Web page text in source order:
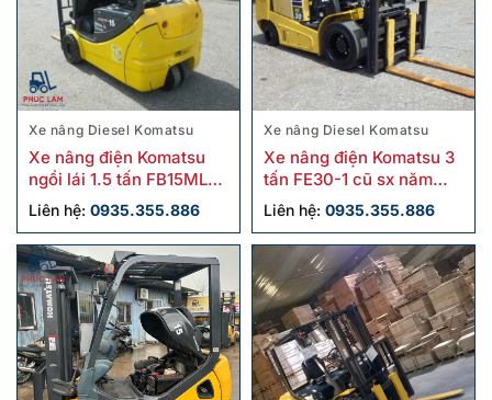
Xe nâng Diesel Komatsu
Xe nâng điện Komatsu
ngồi lái 1.5 tấn FB15ML-
12 cũ
Liên hệ: 0935.355.886
Xe nâng Diesel Komatsu
Xe nâng điện Komatsu 3
tấn FE30-1 cũ sx năm
2018
Liên hệ: 0935.355.886